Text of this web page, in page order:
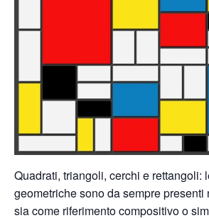
Quadrati, triangoli, cerchi e rettangoli:
geometriche sono da sempre presenti
sia come riferimento compositivo o